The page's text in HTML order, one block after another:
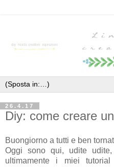
26.4.17
Diy: come creare
Buongiorno a tutti e ben
Oggi sono qui, udite
ultimamente i miei